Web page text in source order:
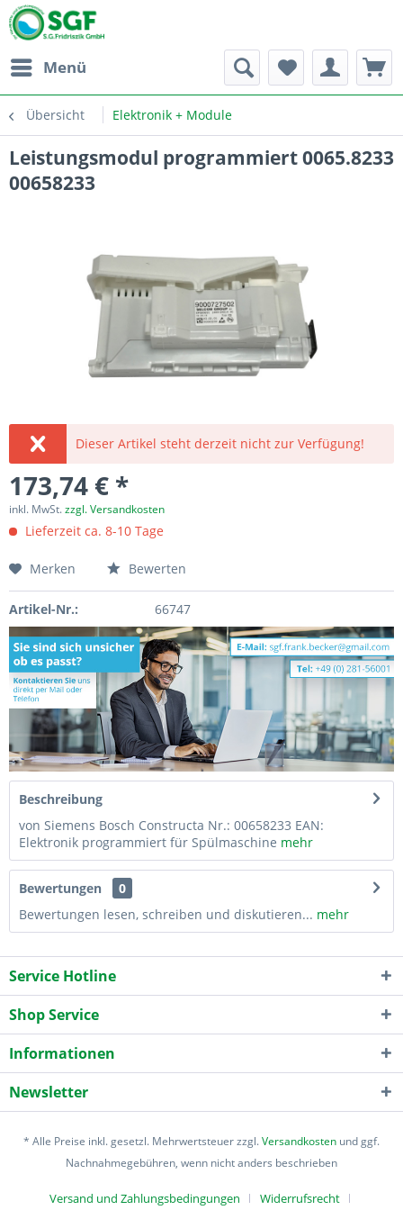
Menü
Übersicht Elektronik + Module
Leistungsmodul programmiert 0065.8233
00658233
Dieser Artikel steht derzeit nicht zur Verfügung!
173,74 € *
inkl. MwSt.zzgl. Versandkosten
Lieferzeit ca. 8-10 Tage
Merken Bewerten
Artikel-Nr.: 66747
Beschreibung
von Siemens Bosch Constructa Nr.: 00658233 EAN:
Elektronik programmiert für Spülmaschine mehr
Bewertungen
0
Bewertungen lesen, schreiben und diskutieren... mehr
Service Hotline
Shop Service
Informationen
Newsletter
* Alle Preise inkl. gesetzl. Mehrwertsteuer zzgl.Versandkosten und ggf.
Nachnahmegebühren, wenn nicht anders beschrieben
Versand und Zahlungsbedingungen Widerrufsrecht